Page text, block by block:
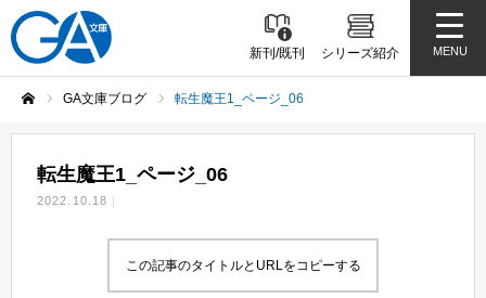
新刊/既刊 シリーズ紹介 MENU
GA文庫ブログ 転生魔王1_ページ_06
転生魔王1_ページ_06
2022.10.18
この記事のタイトルとURLをコピーする